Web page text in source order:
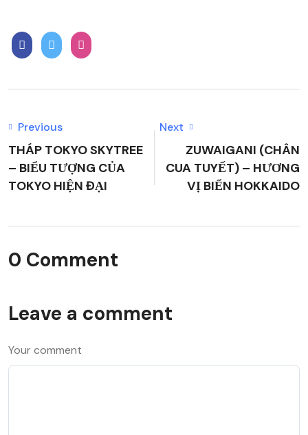
Previous
THÁP TOKYO SKYTREE
– BIỂU TƯỢNG CỦA
TOKYO HIỆN ĐẠI
Next
ZUWAIGANI (CHÂN
CUA TUYẾT) – HƯƠNG
VỊ BIỂN HOKKAIDO
0 Comment
Leave a comment
Your comment